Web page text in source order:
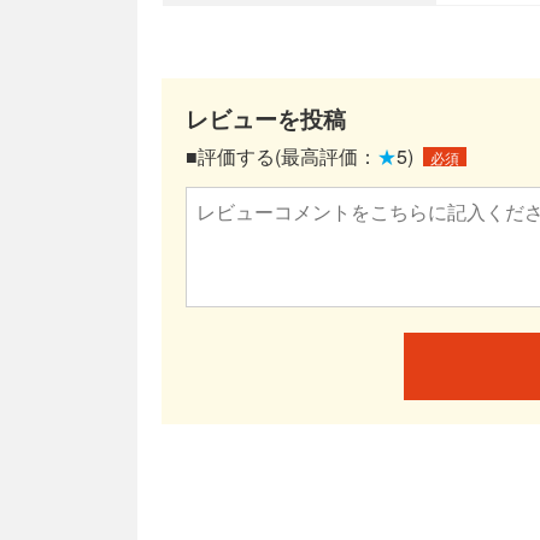
レビューを投稿
■評価する(最高評価： ★5) 必須